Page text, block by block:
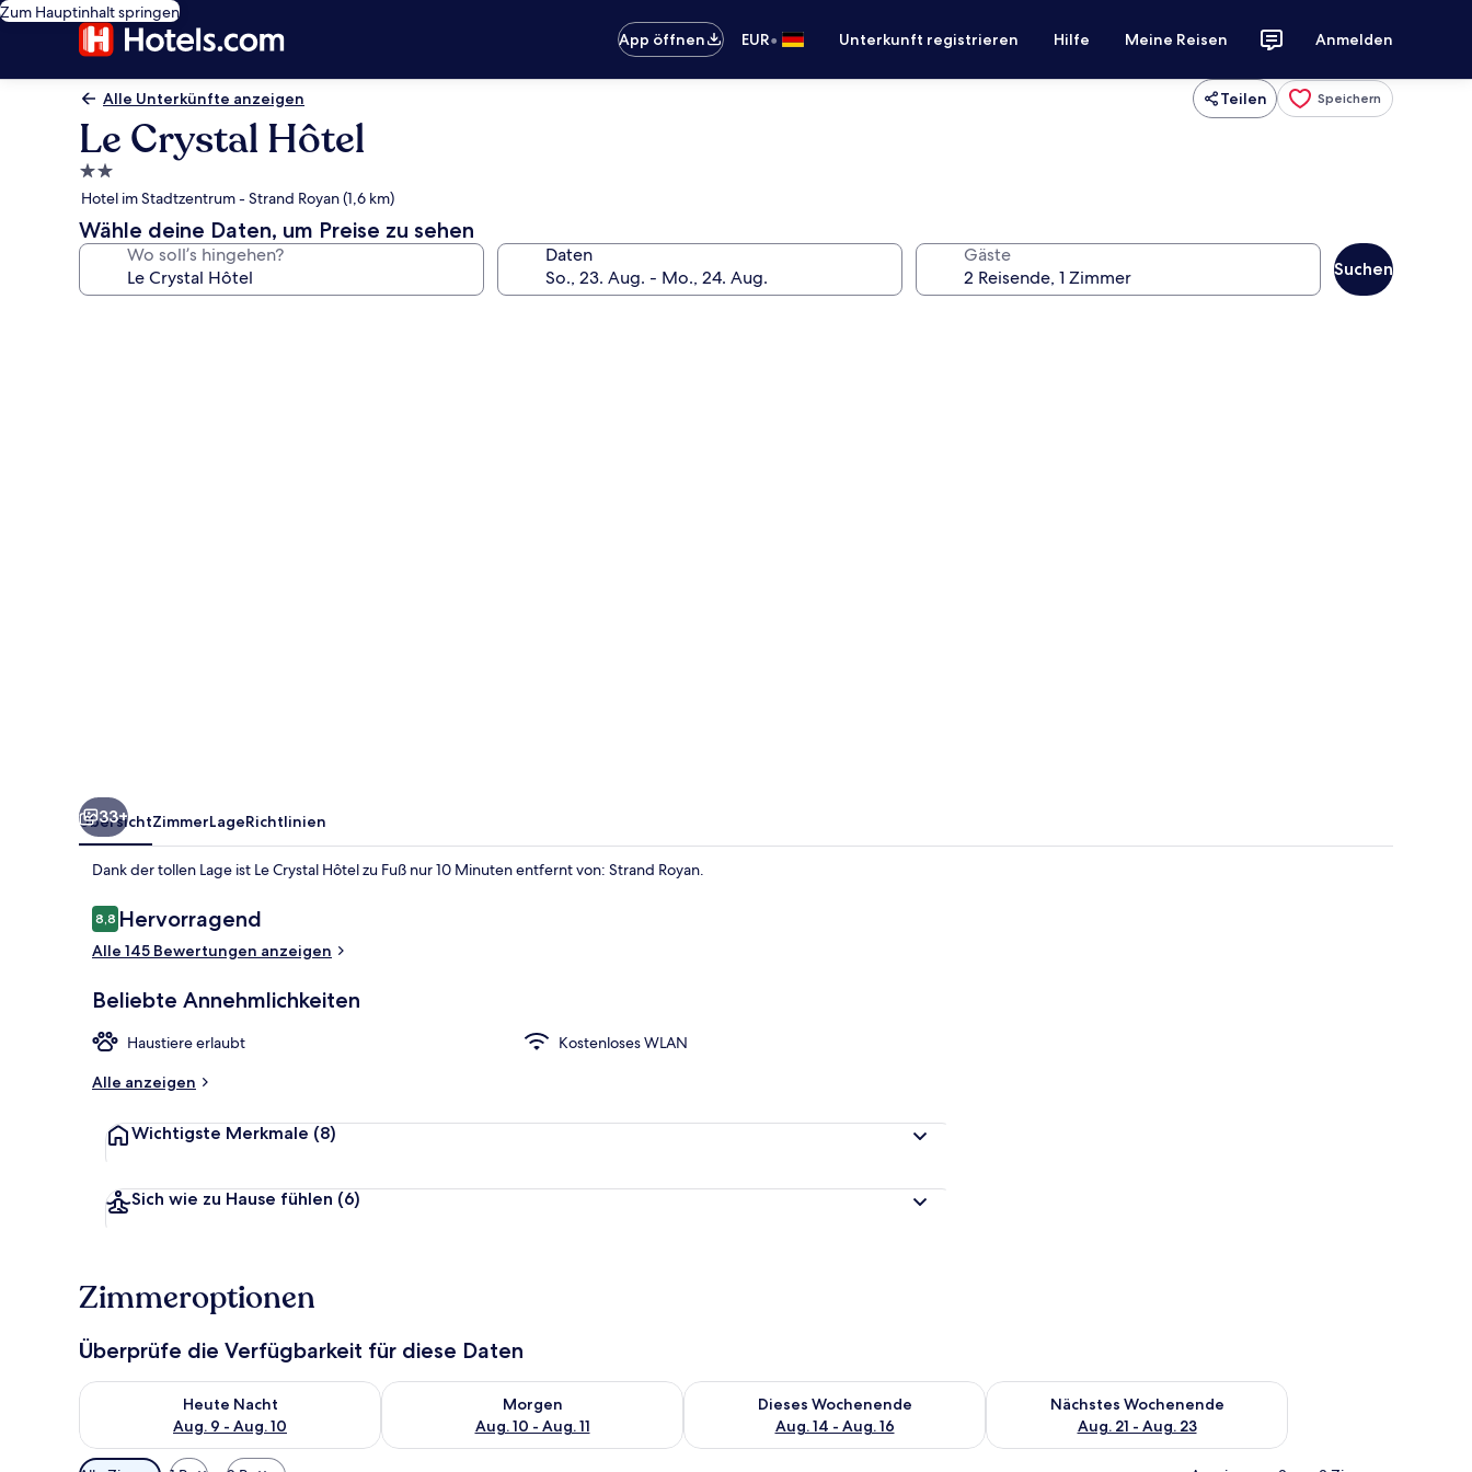
Zum Hauptinhalt springen
App öffnen
EUR• Unterkunft registrieren Hilfe Meine Reisen Anmelden
Alle Unterkünfte anzeigen Teilen Speichern
Le Crystal Hôtel
2.0-
Sterne-
Unterkunft
Hotel im Stadtzentrum - Strand Royan (1,6 km)
Wähle deine Daten, um Preise zu sehen
Wo soll’s hingehen? Daten Gäste
Suchen
33+
ÜbersichtZimmerLageRichtlinien
Dank der tollen Lage ist Le Crystal Hôtel zu Fuß nur 10 Minuten entfernt von: Strand Royan.
Bewertungen
8,88,8 von 10.
Hervorragend
Alle 145 Bewertungen anzeigen
Beliebte Annehmlichkeiten
Haustiere erlaubt
Kostenloses WLAN
Alle anzeigen
Wichtigste Merkmale (8)
Sich wie zu Hause fühlen (6)
Zimmeroptionen
Überprüfe die Verfügbarkeit für diese Daten
Heute Nacht
Aug. 9 - Aug. 10
Überprüfe die Verfügbarkeit für heute Nacht, Aug. 9 - Aug. 10.
Morgen
Aug. 10 - Aug. 11
Überprüfe die Verfügbarkeit für morgen, Aug. 10 - Aug. 11.
Dieses Wochenende
Aug. 14 - Aug. 16
Überprüfe die Verfügbarkeit für dieses Wochenende, Aug. 14 - Aug. 16.
Nächstes Wochenende
Aug. 21 - Aug. 23
Überprüfe die Verfügbarkeit für nächstes Wochenende, Aug.